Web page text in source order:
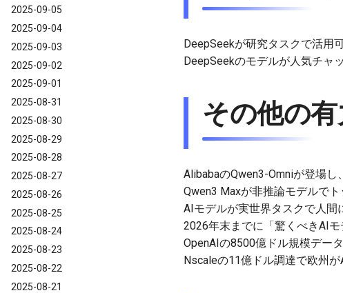
2025-09-05
2025-09-04
2025-09-03
2025-09-02
2025-09-01
2025-08-31
2025-08-30
2025-08-29
2025-08-28
2025-08-27
2025-08-26
2025-08-25
2025-08-24
2025-08-23
2025-08-22
2025-08-21
DeepSeekが研究タスクで活用可
DeepSeekのモデルが人気チャ
その他の
AlibabaのQwen3-Omniが登場し
Qwen3 Maxが非推論モデルで
AIモデルが実世界タスクで人間
2026年末までに「驚くべきAIモ
OpenAIの8500億ドル規模デー
Nscaleの11億ドル調達で欧州が